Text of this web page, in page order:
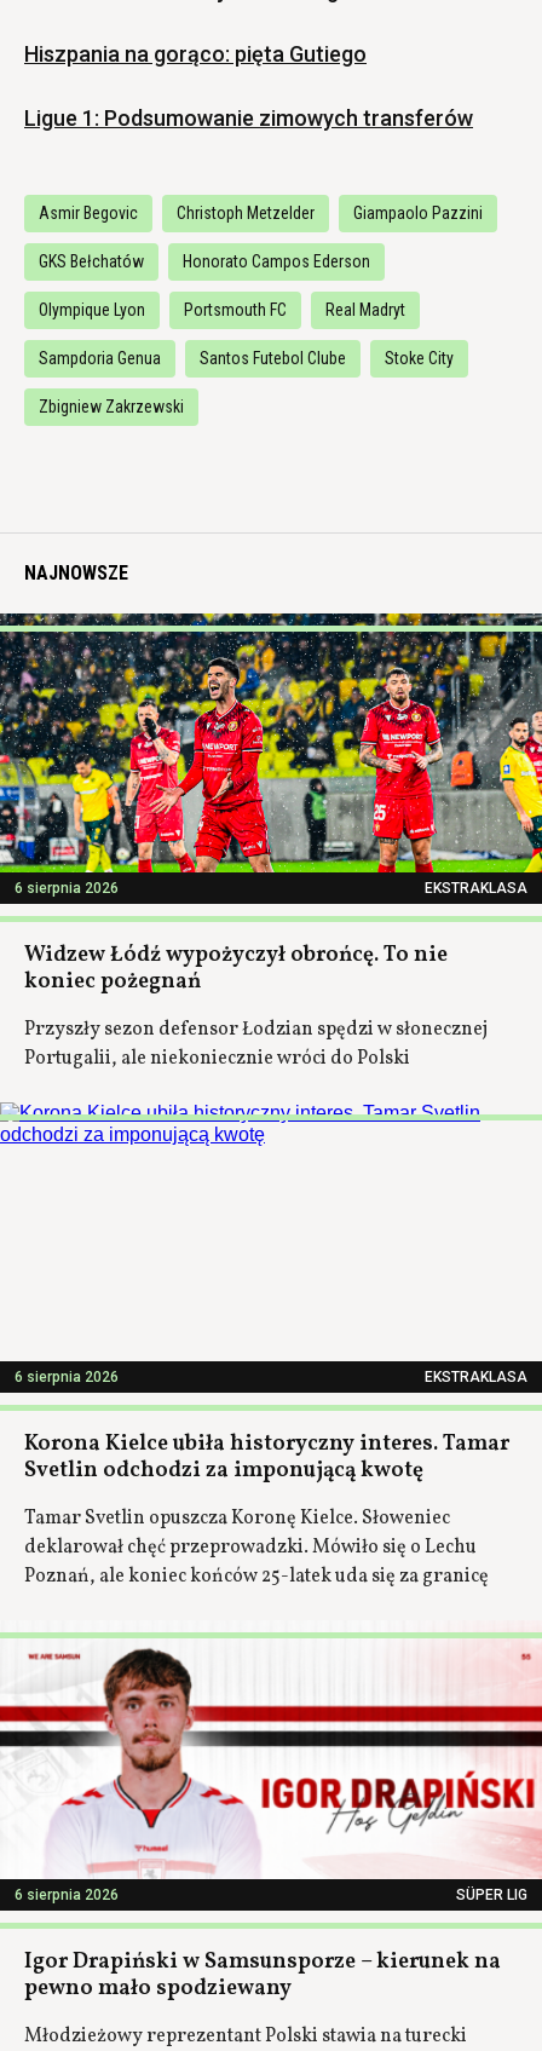
Hiszpania na gorąco: pięta Gutiego
Ligue 1: Podsumowanie zimowych transferów
Asmir Begovic Christoph Metzelder Giampaolo Pazzini
GKS Bełchatów Honorato Campos Ederson
Olympique Lyon Portsmouth FC Real Madryt
Sampdoria Genua Santos Futebol Clube Stoke City
Zbigniew Zakrzewski
NAJNOWSZE
6 sierpnia 2026 EKSTRAKLASA
Widzew Łódź wypożyczył obrońcę. To nie
koniec pożegnań
Przyszły sezon defensor Łodzian spędzi w słonecznej
Portugalii, ale niekoniecznie wróci do Polski
6 sierpnia 2026 EKSTRAKLASA
Korona Kielce ubiła historyczny interes. Tamar
Svetlin odchodzi za imponującą kwotę
Tamar Svetlin opuszcza Koronę Kielce. Słoweniec
deklarował chęć przeprowadzki. Mówiło się o Lechu
Poznań, ale koniec końców 25-latek uda się za granicę
6 sierpnia 2026 SÜPER LIG
Igor Drapiński w Samsunsporze – kierunek na
pewno mało spodziewany
Młodzieżowy reprezentant Polski stawia na turecki